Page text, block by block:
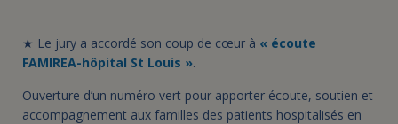
★ Le jury a accordé son coup de cœur à « écoute
FAMIREA-hôpital St Louis ».
Ouverture d’un numéro vert pour apporter écoute, soutien et
accompagnement aux familles des patients hospitalisés en